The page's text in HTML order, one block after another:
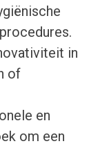
in
of
en
om een